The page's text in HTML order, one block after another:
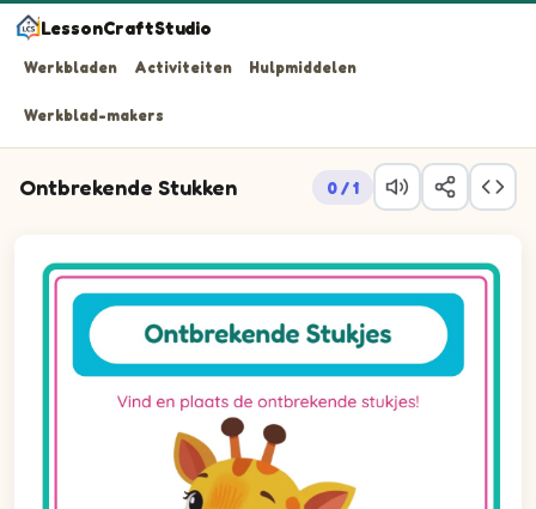
LessonCraftStudio
Werkbladen Activiteiten Hulpmiddelen
Werkblad-makers
Ontbrekende Stukken 0 / 1